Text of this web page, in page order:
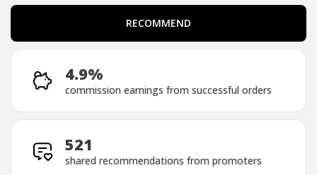
RECOMMEND
RECOMMEND
4.9%
commission earnings from successful orders
521
shared recommendations from promoters